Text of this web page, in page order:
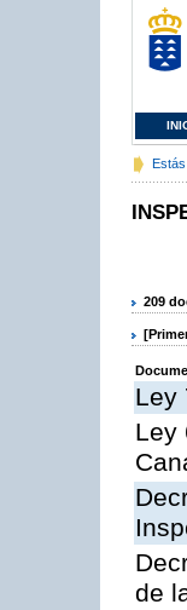
Estás
209
Ley
Ley
de